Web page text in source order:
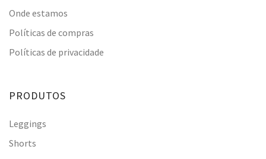
Onde estamos
Políticas de compras
Políticas de privacidade
PRODUTOS
Leggings
Shorts